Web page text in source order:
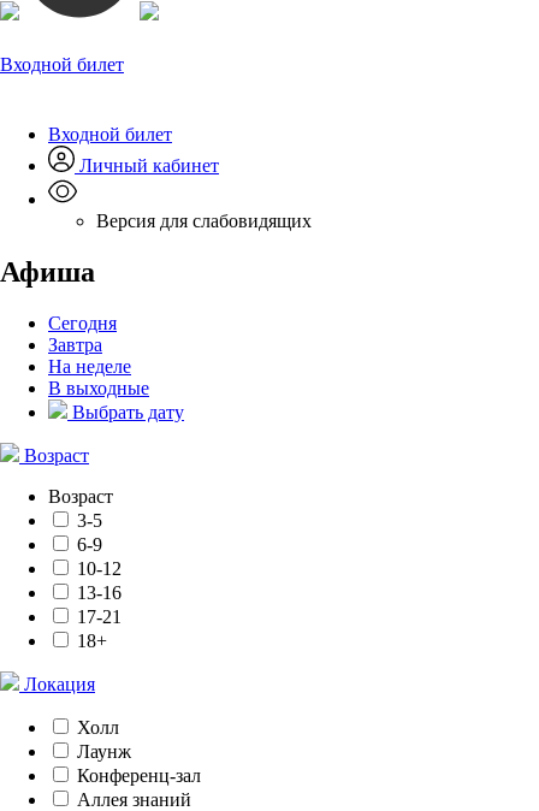
Входной билет
Входной билет
Личный кабинет
Версия для слабовидящих
Афиша
Сегодня
Завтра
На неделе
В выходные
Выбрать дату
Возраст
Возраст
3-5
6-9
10-12
13-16
17-21
18+
Локация
Холл
Лаунж
Конференц-зал
Аллея знаний